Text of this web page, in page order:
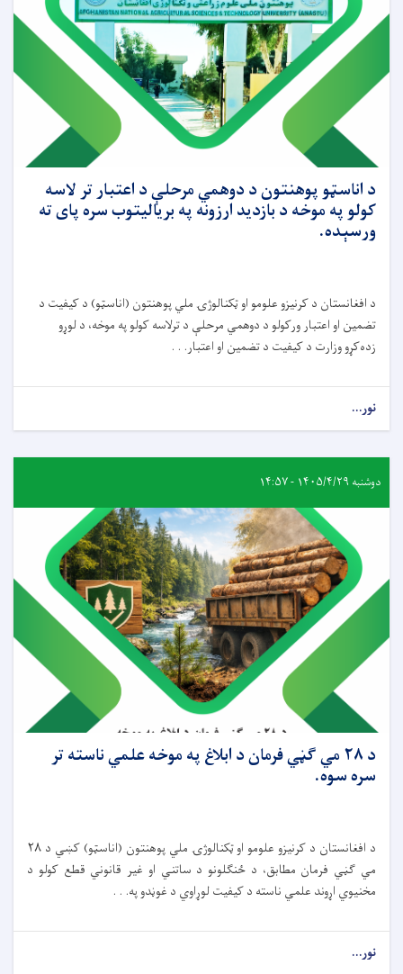
د اناسټو پوهنتون د دوهمي مرحلې د اعتبار تر لاسه
کولو په موخه د بازدید ارزونه په بریالیتوب سره پای ته
ورسېده.
د افغانستان د کرنیزو علومو او ټکنالوژۍ ملي پوهنتون (اناسټو) د کیفیت د
تضمین او اعتبار ورکولو د دوهمي مرحلې د ترلاسه کولو په موخه، د لوړو
زده‌کړو وزارت د کیفیت د تضمین او اعتبار. . .
نور...
دوشنبه ۱۴۰۵/۴/۲۹ - ۱۴:۵۷
د ۲۸ مي ګڼي فرمان د ابلاغ په موخه علمي ناسته تر
سره سوه.
د افغانستان د کرنیزو علومو او ټکنالوژۍ ملي پوهنتون (اناسټو) کښي د ۲۸
مي ګڼي فرمان مطابق، د ځنګلونو د ساتني او غیر قانوني قطع کولو د
مخنیوي اړوند علمي ناسته د کیفیت لوړاوي د غوڼدو په. . .
نور...